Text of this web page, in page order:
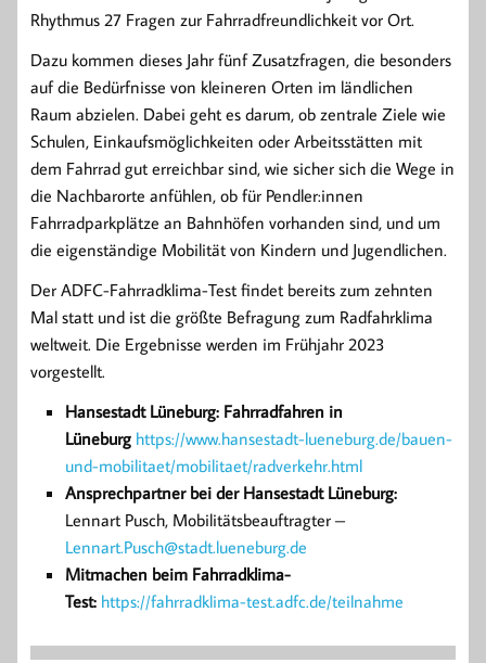
Rhythmus 27 Fragen zur Fahrradfreundlichkeit vor Ort.
Dazu kommen dieses Jahr fünf Zusatzfragen, die besonders
auf die Bedürfnisse von kleineren Orten im ländlichen
Raum abzielen. Dabei geht es darum, ob zentrale Ziele wie
Schulen, Einkaufsmöglichkeiten oder Arbeitsstätten mit
dem Fahrrad gut erreichbar sind, wie sicher sich die Wege in
die Nachbarorte anfühlen, ob für Pendler:innen
Fahrradparkplätze an Bahnhöfen vorhanden sind, und um
die eigenständige Mobilität von Kindern und Jugendlichen.
Der ADFC-Fahrradklima-Test findet bereits zum zehnten
Mal statt und ist die größte Befragung zum Radfahrklima
weltweit. Die Ergebnisse werden im Frühjahr 2023
vorgestellt.
Hansestadt Lüneburg: Fahrradfahren in
Lüneburg https://www.hansestadt-lueneburg.de/bauen-
und-mobilitaet/mobilitaet/radverkehr.html
Ansprechpartner bei der Hansestadt Lüneburg:
Lennart Pusch, Mobilitätsbeauftragter –
Lennart.Pusch@stadt.lueneburg.de
Mitmachen beim Fahrradklima-
Test: https://fahrradklima-test.adfc.de/teilnahme